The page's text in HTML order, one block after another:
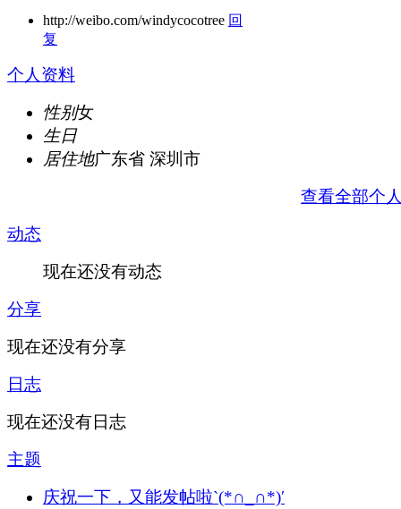
http://weibo.com/windycocotree 回
复
个人资料
性别女
生日
居住地广东省 深圳市
查看全部个
动态
现在还没有动态
分享
现在还没有分享
日志
现在还没有日志
主题
庆祝一下，又能发帖啦`(*∩_∩*)′